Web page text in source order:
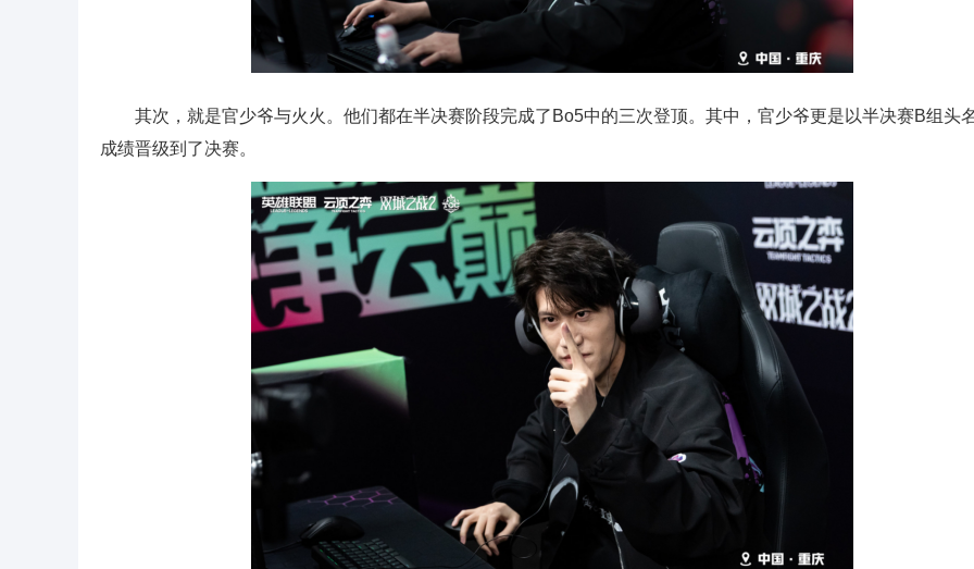
其次，就是官少爷与火火。他们都在半决赛阶段完成了Bo5中的三次登顶。其中，官少爷更是以半决赛B组头
成绩晋级到了决赛。